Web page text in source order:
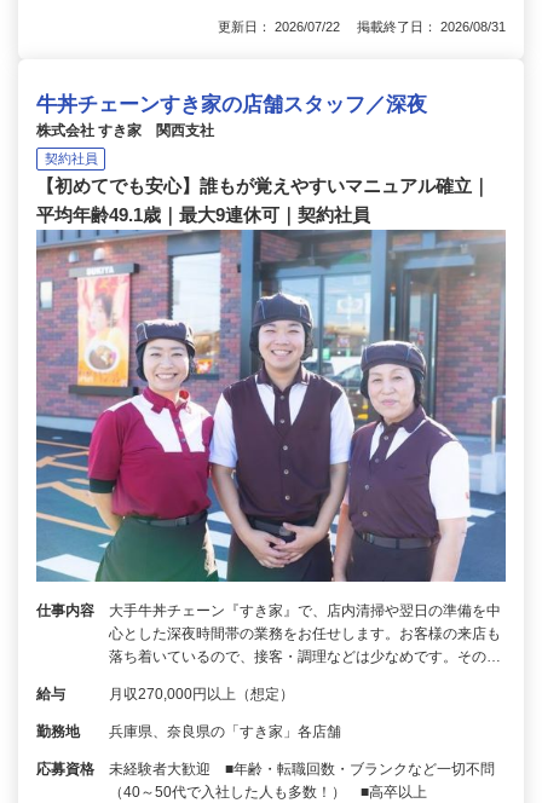
更新日： 2026/07/22 掲載終了日： 2026/08/31
牛丼チェーンすき家の店舗スタッフ／深夜
株式会社 すき家 関西支社
契約社員
【初めてでも安心】誰もが覚えやすいマニュアル確立｜
平均年齢49.1歳｜最大9連休可｜契約社員
仕事内容
大手牛丼チェーン『すき家』で、店内清掃や翌日の準備を中
心とした深夜時間帯の業務をお任せします。お客様の来店も
落ち着いているので、接客・調理などは少なめです。その…
給与 月収270,000円以上（想定）
勤務地 兵庫県、奈良県の「すき家」各店舗
応募資格
未経験者大歓迎 ■年齢・転職回数・ブランクなど一切不問
（40～50代で入社した人も多数！） ■高卒以上